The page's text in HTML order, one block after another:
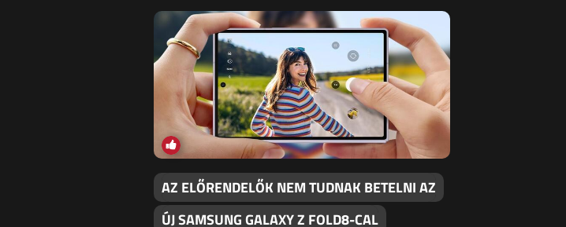
AZ ELŐRENDELŐK NEM TUDNAK BETELNI AZ
ÚJ SAMSUNG GALAXY Z FOLD8-CAL